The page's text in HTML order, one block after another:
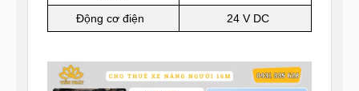
Động cơ điện 24 V DC